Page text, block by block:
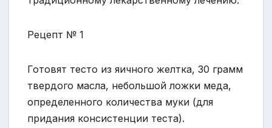
Рецепт № 1
Готовят тесто из яичного желтка, 30 грамм
твердого масла, небольшой ложки меда,
определенного количества муки (для
придания консистенции теста).